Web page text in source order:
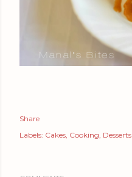
Share
Labels: Cakes Cooking Desserts